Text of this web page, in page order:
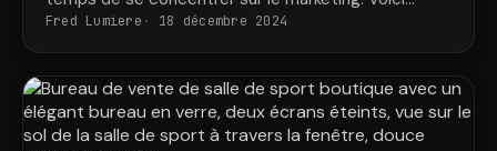
comment les salles de sport multi-sites obtiennent
gratuitement des rapports de localisation.
Fred Lumiere 18 décembre 2024